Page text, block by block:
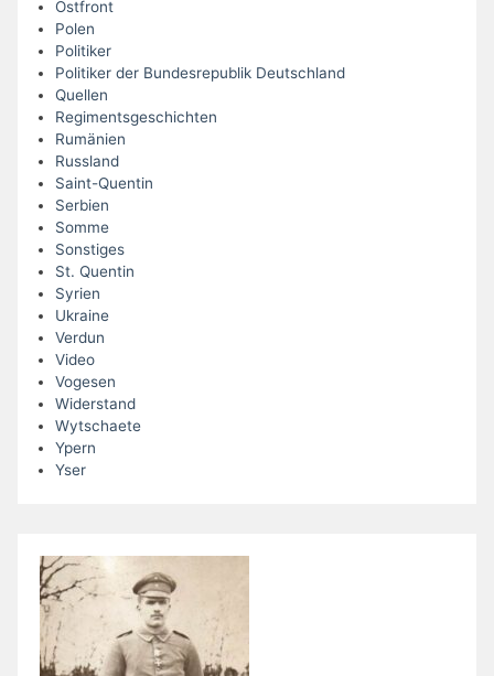
Ostfront
Polen
Politiker
Politiker der Bundesrepublik Deutschland
Quellen
Regimentsgeschichten
Rumänien
Russland
Saint-Quentin
Serbien
Somme
Sonstiges
St. Quentin
Syrien
Ukraine
Verdun
Video
Vogesen
Widerstand
Wytschaete
Ypern
Yser